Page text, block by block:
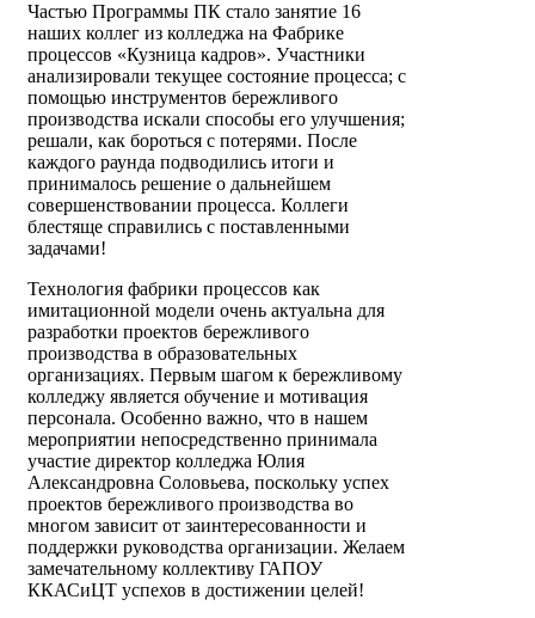
Частью Программы ПК стало занятие 16
наших коллег из колледжа на Фабрике
процессов «Кузница кадров». Участники
анализировали текущее состояние процесса; с
помощью инструментов бережливого
производства искали способы его улучшения;
решали, как бороться с потерями. После
каждого раунда подводились итоги и
принималось решение о дальнейшем
совершенствовании процесса. Коллеги
блестяще справились с поставленными
задачами!
Технология фабрики процессов как
имитационной модели очень актуальна для
разработки проектов бережливого
производства в образовательных
организациях. Первым шагом к бережливому
колледжу является обучение и мотивация
персонала. Особенно важно, что в нашем
мероприятии непосредственно принимала
участие директор колледжа Юлия
Александровна Соловьева, поскольку успех
проектов бережливого производства во
многом зависит от заинтересованности и
поддержки руководства организации. Желаем
замечательному коллективу ГАПОУ
ККАСиЦТ успехов в достижении целей!